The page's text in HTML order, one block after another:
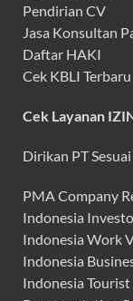
Pendirian CV
Jasa Konsultan
Daftar HAKI
Cek KBLI Terbaru
Cek Layanan
Dirikan PT
PMA Company
Indonesia
Indonesia Work
Indonesia
Indonesia Tourist